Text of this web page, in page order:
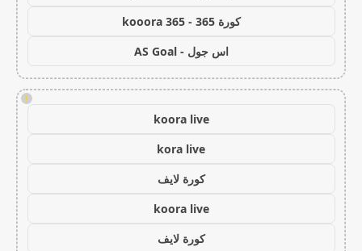
كورة 365 - kooora 365
اس جول - AS Goal
!
koora live
kora live
كورة لايف
koora live
كورة لايف